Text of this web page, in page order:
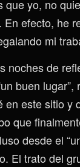
que yo, no
En efecto, he
mi
noches de
buen
en este sitio y
que
desde el
El trato del